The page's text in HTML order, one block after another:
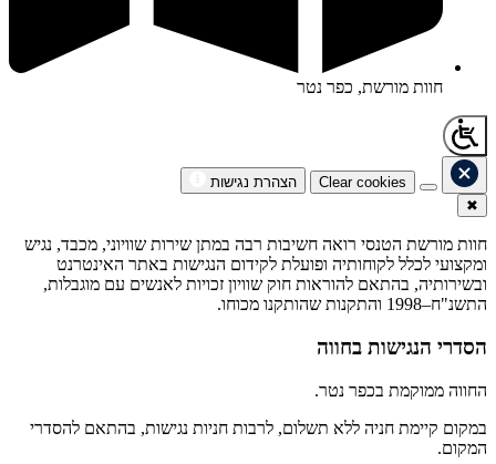
חוות מורשת, כפר נטר
Clear cookies
הצהרת נגישות
✖
חוות מורשת הטנסי רואה חשיבות רבה במתן שירות שוויוני, מכבד, נגיש
ומקצועי לכלל לקוחותיה ופועלת לקידום הנגישות באתר האינטרנט
ובשירותיה, בהתאם להוראות חוק שוויון זכויות לאנשים עם מוגבלות,
התשנ"ח–1998 והתקנות שהותקנו מכוחו.
הסדרי הנגישות בחווה
החווה ממוקמת בכפר נטר.
במקום קיימת חניה ללא תשלום, לרבות חניות נגישות, בהתאם להסדרי
המקום.